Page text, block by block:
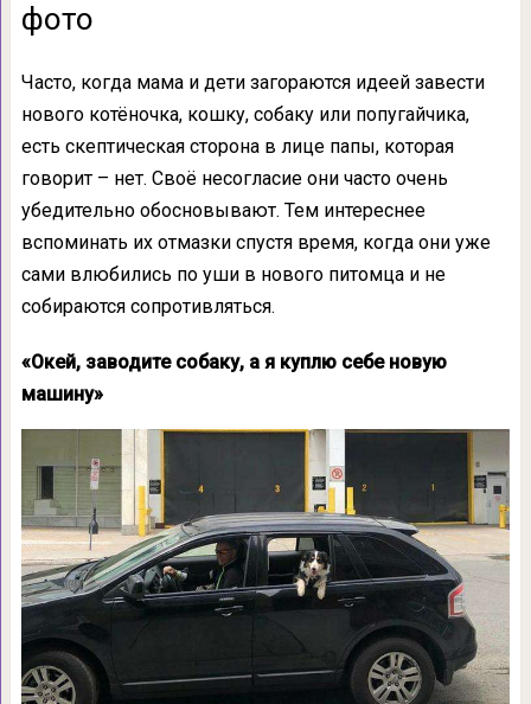
фото
Часто, когда мама и дети загораются идеей завести
нового котёночка, кошку, собаку или попугайчика,
есть скептическая сторона в лице папы, которая
говорит – нет. Своё несогласие они часто очень
убедительно обосновывают. Тем интереснее
вспоминать их отмазки спустя время, когда они уже
сами влюбились по уши в нового питомца и не
собираются сопротивляться.
«Окей, заводите собаку, а я куплю себе новую
машину»